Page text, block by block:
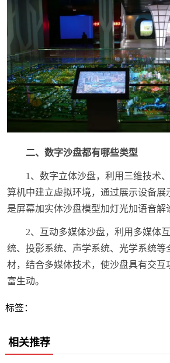
二、数字沙盘都有哪些类型
1、数字立体沙盘，利用三维技术
算机中建立虚拟环境，通过展示设备展
是屏幕加实体沙盘模型加灯光加语音解
2、互动多媒体沙盘，利用多媒体
统、投影系统、声学系统、光学系统等
材，结合多媒体技术，使沙盘具有交互
富生动。
标签：
相关推荐